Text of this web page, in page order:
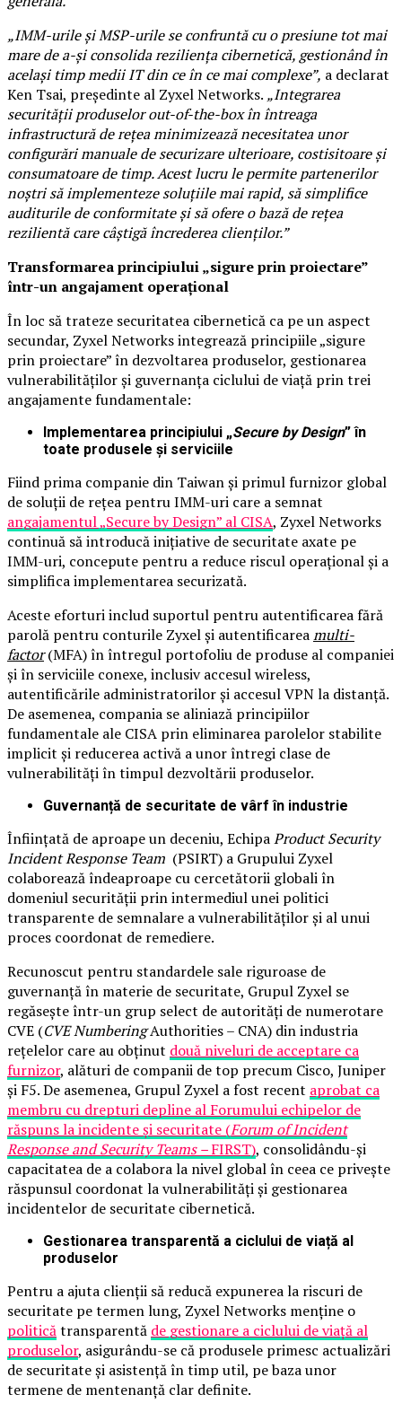
„IMM-urile și MSP-urile se confruntă cu o presiune tot mai
mare de a-și consolida reziliența cibernetică, gestionând în
același timp medii IT din ce în ce mai complexe”, a declarat
Ken Tsai, președinte al Zyxel Networks. „Integrarea
securității produselor out-of-the-box în întreaga
infrastructură de rețea minimizează necesitatea unor
configurări manuale de securizare ulterioare, costisitoare și
consumatoare de timp. Acest lucru le permite partenerilor
noștri să implementeze soluțiile mai rapid, să simplifice
auditurile de conformitate și să ofere o bază de rețea
rezilientă care câștigă încrederea clienților.”
Transformarea principiului „sigure prin proiectare”
într-un angajament operațional
În loc să trateze securitatea cibernetică ca pe un aspect
secundar, Zyxel Networks integrează principiile „sigure
prin proiectare” în dezvoltarea produselor, gestionarea
vulnerabilităților și guvernanța ciclului de viață prin trei
angajamente fundamentale:
Implementarea principiului „Secure by Design” în
toate produsele și serviciile
Fiind prima companie din Taiwan și primul furnizor global
de soluții de rețea pentru IMM-uri care a semnat
angajamentul „Secure by Design” al CISA, Zyxel Networks
continuă să introducă inițiative de securitate axate pe
IMM-uri, concepute pentru a reduce riscul operațional și a
simplifica implementarea securizată.
Aceste eforturi includ suportul pentru autentificarea fără
parolă pentru conturile Zyxel și autentificareamulti-
factor(MFA) în întregul portofoliu de produse al companiei
și în serviciile conexe, inclusiv accesul wireless,
autentificările administratorilor și accesul VPN la distanță.
De asemenea, compania se aliniază principiilor
fundamentale ale CISA prin eliminarea parolelor stabilite
implicit și reducerea activă a unor întregi clase de
vulnerabilități în timpul dezvoltării produselor.
Guvernanță de securitate de vârf în industrie
Înființată de aproape un deceniu, EchipaProduct Security
Incident Response Team (PSIRT) a Grupului Zyxel
colaborează îndeaproape cu cercetătorii globali în
domeniul securității prin intermediul unei politici
transparente de semnalare a vulnerabilităților și al unui
proces coordonat de remediere.
Recunoscut pentru standardele sale riguroase de
guvernanță în materie de securitate, Grupul Zyxel se
regăsește într-un grup select de autorități de numerotare
CVE (CVE NumberingAuthorities – CNA) din industria
rețelelor care au obținut două niveluri de acceptare ca
furnizor, alături de companii de top precum Cisco, Juniper
și F5. De asemenea, Grupul Zyxel a fost recent aprobat ca
membru cu drepturi depline al Forumului echipelor de
răspuns la incidente și securitate (Forum of Incident
Response and Security Teams –FIRST), consolidându-și
capacitatea de a colabora la nivel global în ceea ce privește
răspunsul coordonat la vulnerabilități și gestionarea
incidentelor de securitate cibernetică.
Gestionarea transparentă a ciclului de viață al
produselor
Pentru a ajuta clienții să reducă expunerea la riscuri de
securitate pe termen lung, Zyxel Networks menține o
politicătransparentă de gestionare a ciclului de viață al
produselor, asigurându-se că produsele primesc actualizări
de securitate și asistență în timp util, pe baza unor
termene de mentenanță clar definite.